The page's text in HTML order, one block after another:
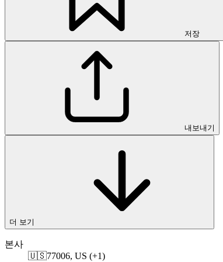
저장
내보내기
더 보기
본사
🇺🇸77006, US (+1)